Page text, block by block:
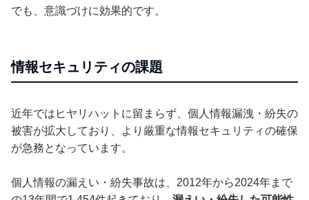
でも、意識づけに効果的です。
情報セキュリティの課題
近年ではヒヤリハットに留まらず、個人情報漏洩・紛失の
被害が拡大しており、より厳重な情報セキュリティの確保
が急務となっています。
個人情報の漏えい・紛失事故は、2012年から2024年まで